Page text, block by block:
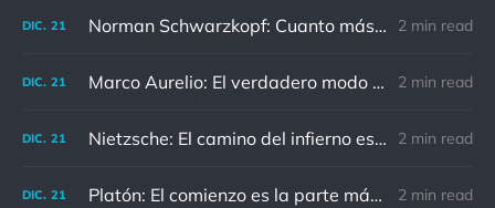
DIC. 21 Norman Schwarzkopf: Cuanto más sudes por la paz, menos sangras por la guerra. 2 min read
DIC. 21 Marco Aurelio: El verdadero modo de vengarse de un enemigo es no parecérsele. 2 min read
DIC. 21 Nietzsche: El camino del infierno está asfaltado de buenas intenciones. 2 min read
DIC. 21 Platón: El comienzo es la parte más importante del trabajo 2 min read